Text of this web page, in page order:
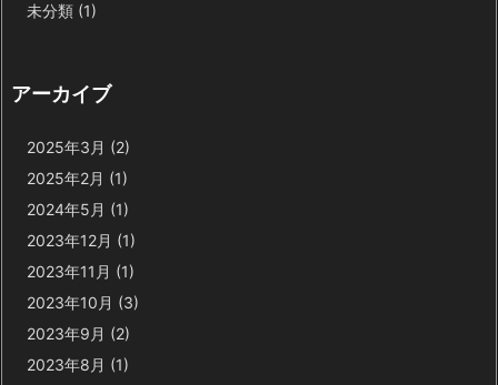
未分類 (1)
アーカイブ
2025年3月 (2)
2025年2月 (1)
2024年5月 (1)
2023年12月 (1)
2023年11月 (1)
2023年10月 (3)
2023年9月 (2)
2023年8月 (1)